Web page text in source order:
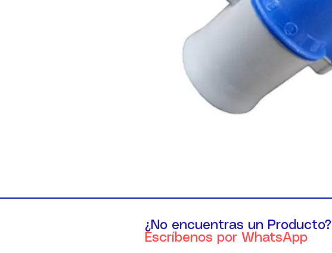
¿No encuentras un Producto?
Escríbenos por WhatsApp